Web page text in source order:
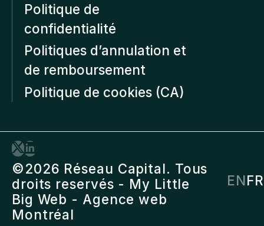
Politique de
confidentialité
Politiques d’annulation et
de remboursement
Politique de cookies (CA)
©2026 Réseau Capital. Tous
droits reservés - My Little
Big Web - Agence web
Montréal
ENFR